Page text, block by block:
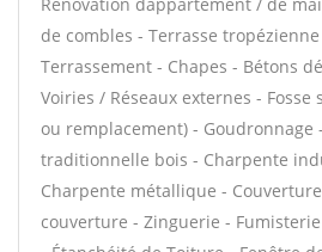
de combles - Terrasse
Terrassement - Chapes - Bétons
Voiries / Réseaux externes -
ou remplacement) - Goudronnage
traditionnelle bois - Charpente
Charpente métallique -
couverture - Zinguerie -